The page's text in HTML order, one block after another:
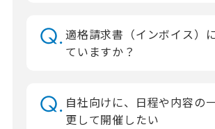
適格請求書（インボイス）
ていますか？
自社向けに、日程や内容の
更して開催したい